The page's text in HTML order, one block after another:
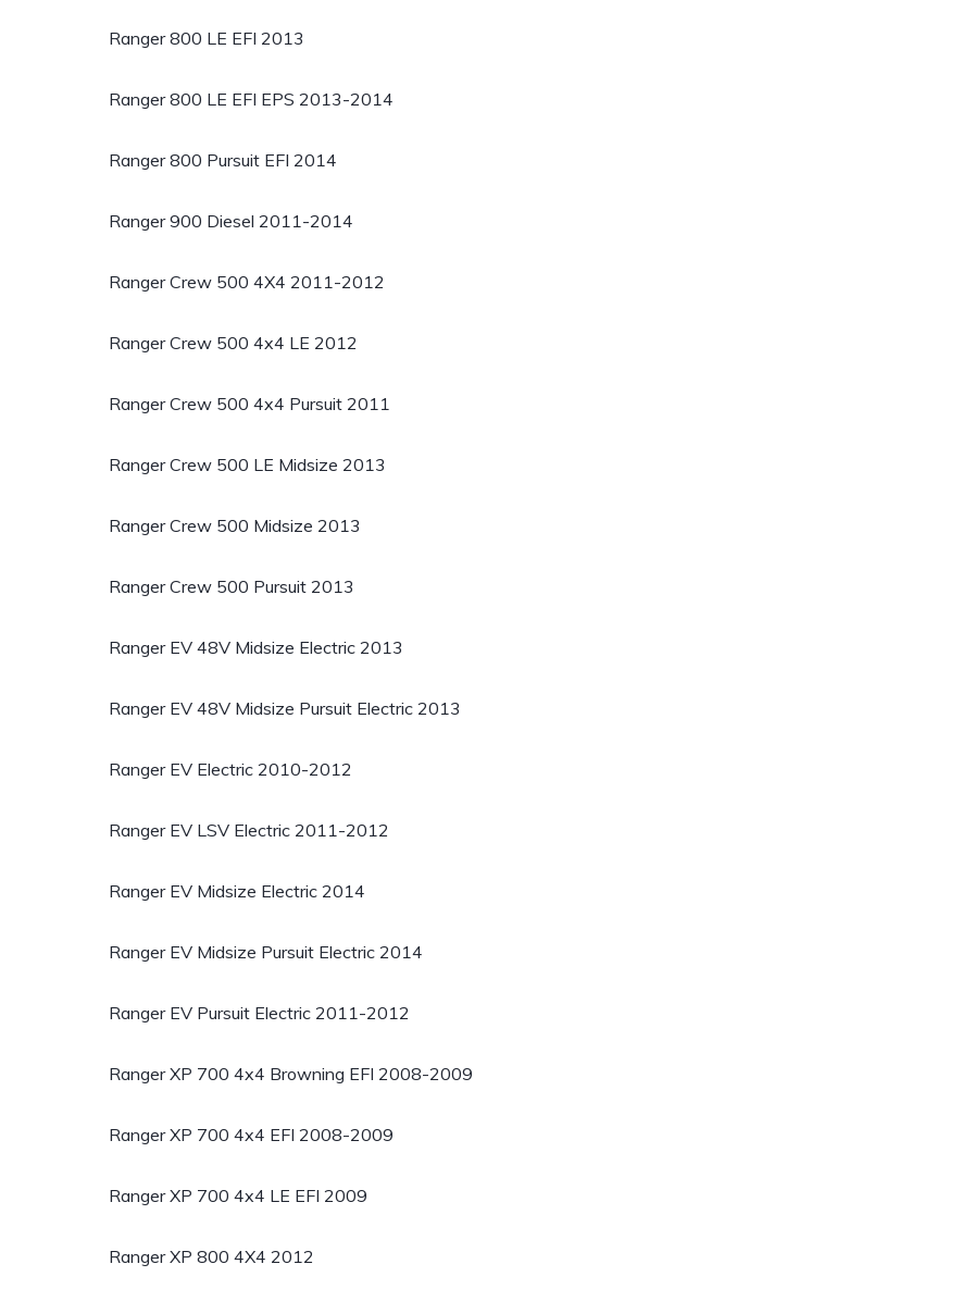
Ranger 800 LE EFI 2013
Ranger 800 LE EFI EPS 2013-2014
Ranger 800 Pursuit EFI 2014
Ranger 900 Diesel 2011-2014
Ranger Crew 500 4X4 2011-2012
Ranger Crew 500 4x4 LE 2012
Ranger Crew 500 4x4 Pursuit 2011
Ranger Crew 500 LE Midsize 2013
Ranger Crew 500 Midsize 2013
Ranger Crew 500 Pursuit 2013
Ranger EV 48V Midsize Electric 2013
Ranger EV 48V Midsize Pursuit Electric 2013
Ranger EV Electric 2010-2012
Ranger EV LSV Electric 2011-2012
Ranger EV Midsize Electric 2014
Ranger EV Midsize Pursuit Electric 2014
Ranger EV Pursuit Electric 2011-2012
Ranger XP 700 4x4 Browning EFI 2008-2009
Ranger XP 700 4x4 EFI 2008-2009
Ranger XP 700 4x4 LE EFI 2009
Ranger XP 800 4X4 2012